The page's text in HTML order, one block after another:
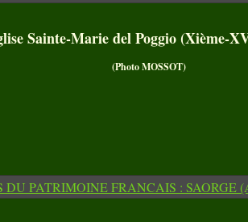
Sainte-Marie del Poggio (Xième-
(Photo MOSSOT)